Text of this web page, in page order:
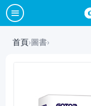
首頁›圖書›